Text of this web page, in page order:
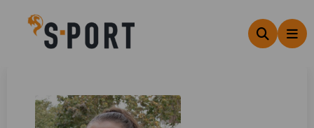
Zoeken